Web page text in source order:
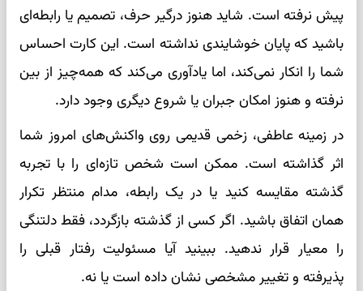
پیش نرفته است. شاید هنوز درگیر حرف، تصمیم یا رابطه‌ای
باشید که پایان خوشایندی نداشته است. این کارت احساس
شما را انکار نمی‌کند، اما یادآوری می‌کند که همه‌چیز از بین
نرفته و هنوز امکان جبران یا شروع دیگری وجود دارد.
در زمینه عاطفی، زخمی قدیمی روی واکنش‌های امروز شما
اثر گذاشته است. ممکن است شخص تازه‌ای را با تجربه
گذشته مقایسه کنید یا در یک رابطه، مدام منتظر تکرار
همان اتفاق باشید. اگر کسی از گذشته بازگردد، فقط دلتنگی
را معیار قرار ندهید. ببینید آیا مسئولیت رفتار قبلی را
پذیرفته و تغییر مشخصی نشان داده است یا نه.